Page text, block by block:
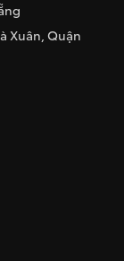
Xuân, Quận